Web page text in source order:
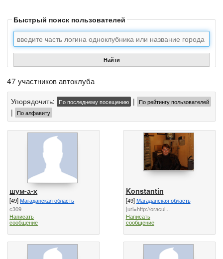
Быстрый поиск пользователей
Найти
47 участников автоклуба
Упорядочить: По последнему посещению | По рейтингу пользователей
| По алфавиту
шум-а-х
[49]Магаданская область
с309
Написать
сообщение
Konstantin
[49]Магаданская область
[url=http://oracul...
Написать
сообщение